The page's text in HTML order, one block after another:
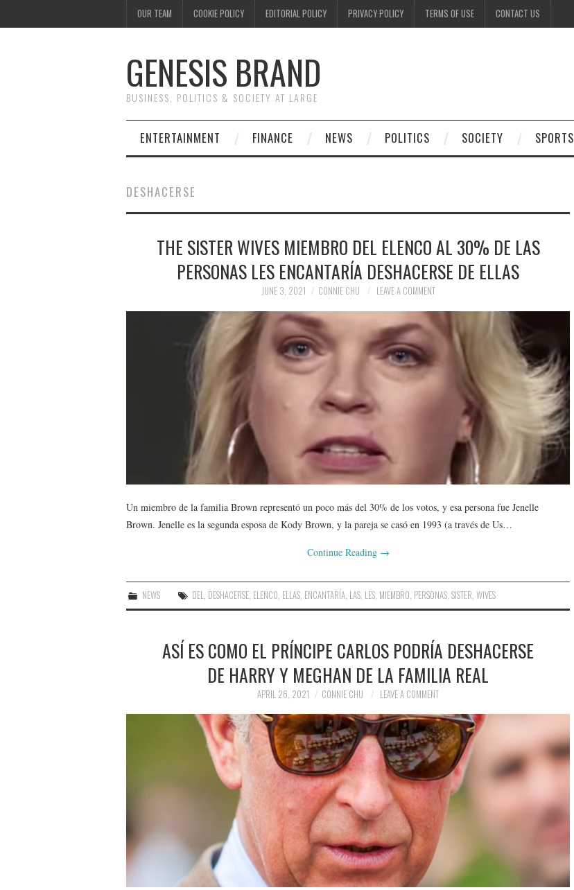
OUR TEAM COOKIE POLICY EDITORIAL POLICY PRIVACY POLICY TERMS OF USE CONTACT US
GENESIS BRAND
BUSINESS, POLITICS & SOCIETY AT LARGE
ENTERTAINMENT FINANCE NEWS POLITICS SOCIETY SPORTS
DESHACERSE
THE SISTER WIVES MIEMBRO DEL ELENCO AL 30% DE LAS
PERSONAS LES ENCANTARÍA DESHACERSE DE ELLAS
JUNE 3, 2021 CONNIE CHU LEAVE A COMMENT
Un miembro de la familia Brown representó un poco más del 30% de los votos, y esa persona fue Jenelle
Brown. Jenelle es la segunda esposa de Kody Brown, y la pareja se casó en 1993 (a través de Us…
Continue Reading →
NEWS DEL DESHACERSE ELENCO ELLAS ENCANTARÍA LAS LES MIEMBRO PERSONAS ,SISTER ,WIVES
ASÍ ES COMO EL PRÍNCIPE CARLOS PODRÍA DESHACERSE
DE HARRY Y MEGHAN DE LA FAMILIA REAL
APRIL 26, 2021 CONNIE CHU LEAVE A COMMENT